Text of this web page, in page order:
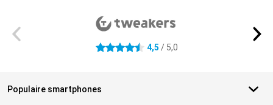
4.5 sterren 4,5 / 5,0
Populaire smartphones